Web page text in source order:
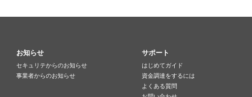
お知らせ
セキュリテからのお知らせ
事業者からのお知らせ
サポート
はじめてガイド
資金調達をするには
よくある質問